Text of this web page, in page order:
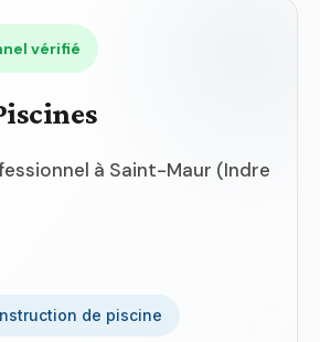
vérifié
à Saint-Maur (Indre
de piscine